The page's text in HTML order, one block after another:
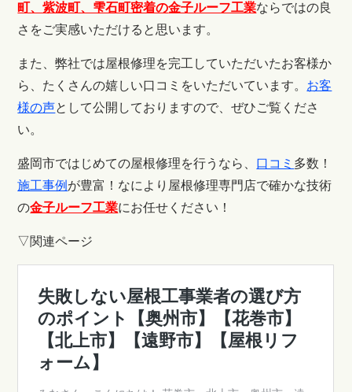
町、紫波町、雫石町密着の金子ルーフ工業ならではの良
さをご実感いただけると思います。
また、弊社では屋根修理を完工していただいたお客様か
ら、たくさんの嬉しい口コミをいただいています。 お客
様の声として公開しておりますので、ぜひご覧くださ
い。
盛岡市ではじめての屋根修理を行うなら、 口コミ 多数！
施工事例 が豊富！なにより屋根修理専門店で確かな技術
の金子ルーフ工業にお任せください！
▽関連ページ